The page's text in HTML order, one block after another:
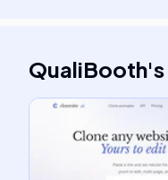
QualiBooth's